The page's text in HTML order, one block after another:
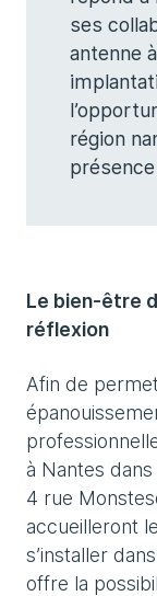
ses
antenne
région
Le bien-être
réflexion
Afin de
à Nantes
4 rue
accueilleront
s’installer
offre la